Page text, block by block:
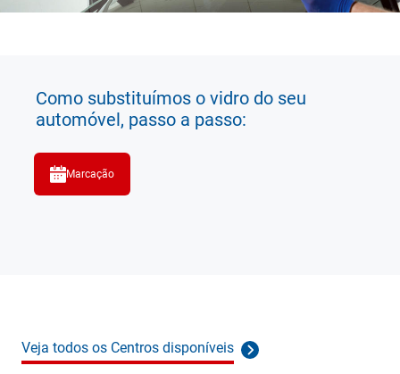
Como substituímos o vidro do seu
automóvel, passo a passo:
Marcação
Veja todos os Centros disponíveis